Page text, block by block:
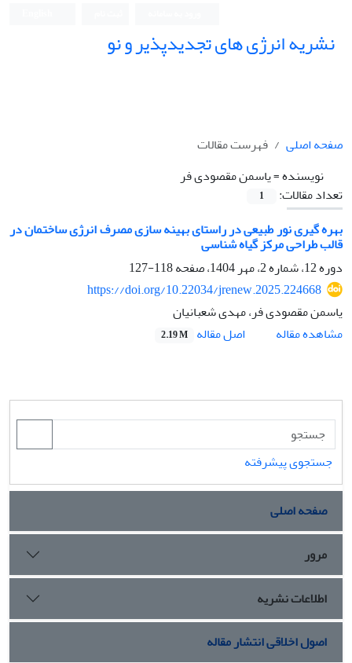
نشریه انرژی های تجدیدپذیر و نو
صفحه اصلی
فهرست مقالات
نویسنده =یاسمن مقصودی فر
تعداد مقالات:
1
بهره گیری نور طبیعی در راستای بهینه سازی مصرف انرژی ساختمان در
قالب طراحی مرکز گیاه شناسی
دوره 12، شماره 2، مهر 1404، صفحه
118-127
https://doi.org/10.22034/jrenew.2025.224668
یاسمن مقصودی فر، مهدی شعبانیان
مشاهده مقاله
اصل مقاله 2.19 M
جستجوی پیشرفته
صفحه اصلی
مرور
اطلاعات نشریه
اصول اخلاقی انتشار مقاله